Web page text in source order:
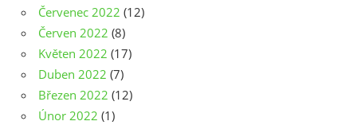
Červenec 2022 (12)
Červen 2022 (8)
Květen 2022 (17)
Duben 2022 (7)
Březen 2022 (12)
Únor 2022 (1)